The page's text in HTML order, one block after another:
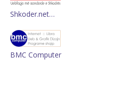
Shkoder.net…
BMC Computer